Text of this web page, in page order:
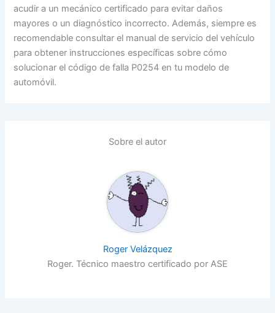
acudir a un mecánico certificado para evitar daños
mayores o un diagnóstico incorrecto. Además, siempre es
recomendable consultar el manual de servicio del vehículo
para obtener instrucciones específicas sobre cómo
solucionar el código de falla P0254 en tu modelo de
automóvil.
Sobre el autor
Roger Velázquez
Roger. Técnico maestro certificado por ASE